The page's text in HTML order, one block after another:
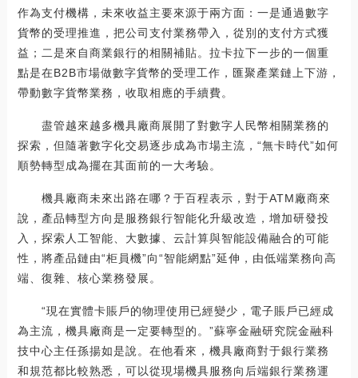
作為支付機構，未來收益主要來源于兩方面：一是通過數字
貨幣的受理推進，把公司支付業務帶入，從別的支付方式獲
益；二是來自商業銀行的相關補貼。拉卡拉下一步的一個重
點是在B2B市場做數字貨幣的受理工作，匯聚產業鏈上下游，
帶動數字貨幣業務，收取相應的手續費。
盡管越來越多機具廠商展開了對數字人民幣相關業務的
探索，但隨著數字化交易逐步成為市場主流，“無卡時代”如何
順勢轉型成為擺在其面前的一大考驗。
機具廠商未來出路在哪？于百程表示，對于ATM廠商來
說，產品轉型方向是服務銀行智能化升級改造，增加研發投
入，探索人工智能、大數據、云計算與智能設備融合的可能
性，將產品鏈由“柜員機”向“智能網點”延伸，由低端業務向高
端、復雜、核心業務發展。
“現在實體卡賬戶的物理使用已經變少，電子賬戶已經成
為主流，機具廠商是一定要轉型的。”蘇寧金融研究院金融科
技中心主任孫揚如是說。在他看來，機具廠商對于銀行業務
和規范都比較熟悉，可以從現場機具服務向后端銀行業務運